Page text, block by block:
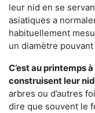
leur nid en se
asiatiques a
habituellement
un diamètre
C’est au printemps
construisent leur nid
arbres ou d’autres
dire que souvent le